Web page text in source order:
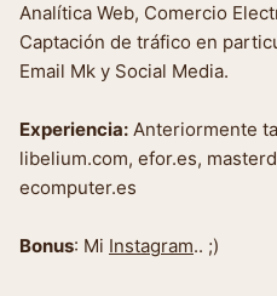
Analítica Web, Comercio
Captación de tráfico en
Email Mk y Social Media.
Experiencia: Anteriormente
libelium.com, efor.es,
ecomputer.es
Bonus: Mi Instagram.. ;)